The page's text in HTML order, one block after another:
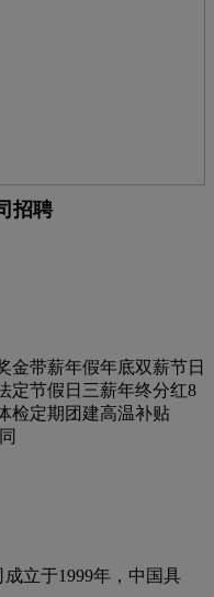
招聘
金带薪年假年底双薪节日
定节假日三薪年终分红8
检定期团建高温补贴
立于1999年，中国具